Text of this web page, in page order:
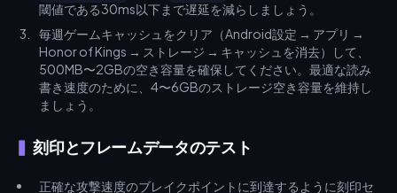
閾値である30ms以下まで遅延を減らしましょう。
毎週ゲームキャッシュをクリア（Android設定 → アプリ →
Honor of Kings → ストレージ → キャッシュを消去）して、
500MB〜2GBの空き容量を確保してください。最適な読み
書き速度のために、4〜6GBのストレージ空き容量を維持し
ましょう。
刻印とフレームデータのテスト
正確な攻撃速度のブレイクポイントに到達するように刻印セ